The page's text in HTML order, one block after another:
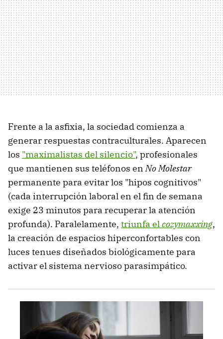
Frente a la asfixia, la sociedad comienza a
generar respuestas contraculturales. Aparecen
los "maximalistas del silencio", profesionales
que mantienen sus teléfonos enNo Molestar
permanente para evitar los "hipos cognitivos"
(cada interrupción laboral en el fin de semana
exige 23 minutos para recuperar la atención
profunda). Paralelamente, triunfa elcozymaxxing,
la creación de espacios hiperconfortables con
luces tenues diseñados biológicamente para
activar el sistema nervioso parasimpático.